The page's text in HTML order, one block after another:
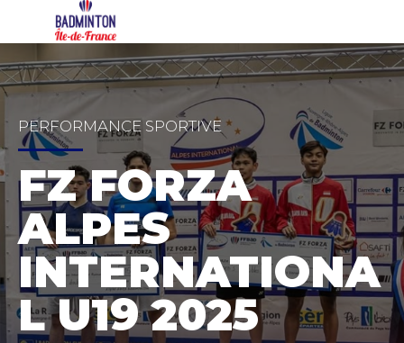
PERFORMANCE SPORTIVE
FZ FORZA
ALPES
INTERNATIONA
L U19 2025